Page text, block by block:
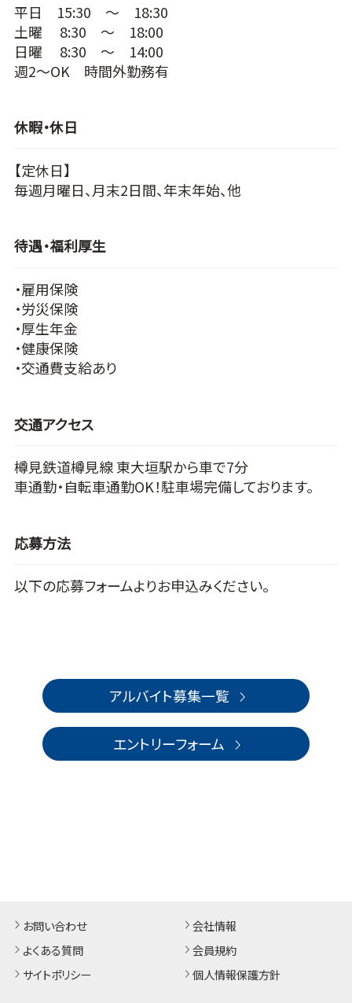
平日 15:30 ～ 18:30
土曜 8:30 ～ 18:00
日曜 8:30 ～ 14:00
週2～OK 時間外勤務有
休暇・休日
【定休日】
毎週月曜日、月末2日間、年末年始、他
待遇・福利厚生
・雇用保険
・労災保険
・厚生年金
・健康保険
・交通費支給あり
交通アクセス
樽見鉄道樽見線 東大垣駅から車で7分
車通勤・自転車通勤OK！駐車場完備しております。
応募方法
以下の応募フォームよりお申込みください。
アルバイト募集一覧
エントリーフォーム
お問い合わせ
よくある質問
サイトポリシー
会社情報
会員規約
個人情報保護方針